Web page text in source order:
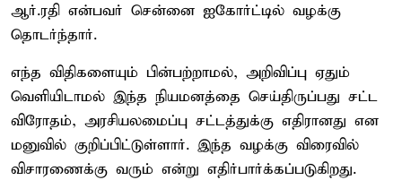
ஆர்.ரதி என்பவர் சென்னை ஐகோர்ட்டில் வழக்கு
தொடர்ந்தார்.
எந்த விதிகளையும் பின்பற்றாமல், அறிவிப்பு ஏதும்
வெளியிடாமல் இந்த நியமனத்தை செய்திருப்பது சட்ட
விரோதம், அரசியலமைப்பு சட்டத்துக்கு எதிரானது என
மனுவில் குறிப்பிட்டுள்ளார். இந்த வழக்கு விரைவில்
விசாரணைக்கு வரும் என்று எதிர்பார்க்கப்படுகிறது.